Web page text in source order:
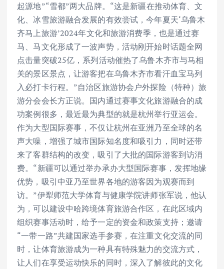
起源地”“雪都”两大品牌。“这是新疆在推动体育、文
化、冰雪旅游融合发展的有效尝试，今年夏天‘乌鲁木
齐马上旅游’2024年文化和旅游消费季，也是通过赛
马、马文化形成了一波声势，活动刚开始时话题全网
点击量突破25亿，系列活动催热了乌鲁木齐市与马相
关的景区景点，让游客把在乌鲁木齐市看汗血宝马列
入必打卡行程。”自治区旅游协会户外探险（特种）旅
游分会会长方正说。国内通过赛事文化旅游融合的成
功案例很多，最近最为典型的就是杭州举行亚运会。
作为大型国际赛事，不仅让杭州在亚洲乃至全球的名
声大噪，增强了城市国际知名度和吸引力，同时还带
来了客群结构的改变，吸引了大批的国际游客到访消
费。“新疆可以通过举办承办大型国际赛事，发挥地缘
优势，吸引中亚乃至世界各地的游客因为观赛而到
访。”伊犁师范大学体育与健康学院讲师张军说，他认
为，可以建设中哈跨境体育旅游合作区，在此区域内
组织赛事活动时，给予一定的资金和政策支持；邀请
“一带一路”共建国家选手参赛，在注重文化交流的同
时，让体育旅游成为一种具有特殊魅力的交流方式，
让人们在享受运动快乐的同时，深入了解彼此的文化